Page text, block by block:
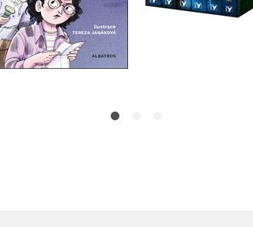
Do košíku
349 Kč
279 Kč
Do košíku